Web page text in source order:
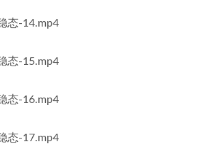
态-14.mp4
态-15.mp4
态-16.mp4
态-17.mp4